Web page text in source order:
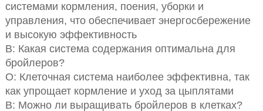
системами кормления, поения, уборки и
управления, что обеспечивает энергосбережение
и высокую эффективность
В: Какая система содержания оптимальна для
бройлеров?
О: Клеточная система наиболее эффективна, так
как упрощает кормление и уход за цыплятами
В: Можно ли выращивать бройлеров в клетках?